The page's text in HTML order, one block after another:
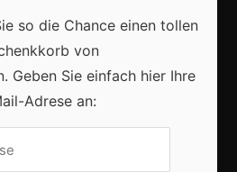
so die Chance einen tollen
von
Geben Sie einfach hier Ihre
Adrese an: